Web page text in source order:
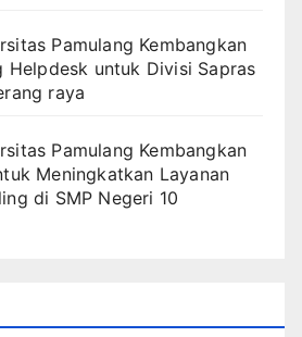
Pamulang Kembangkan
Helpdesk untuk Divisi Sapras
raya
Pamulang Kembangkan
Meningkatkan Layanan
di SMP Negeri 10